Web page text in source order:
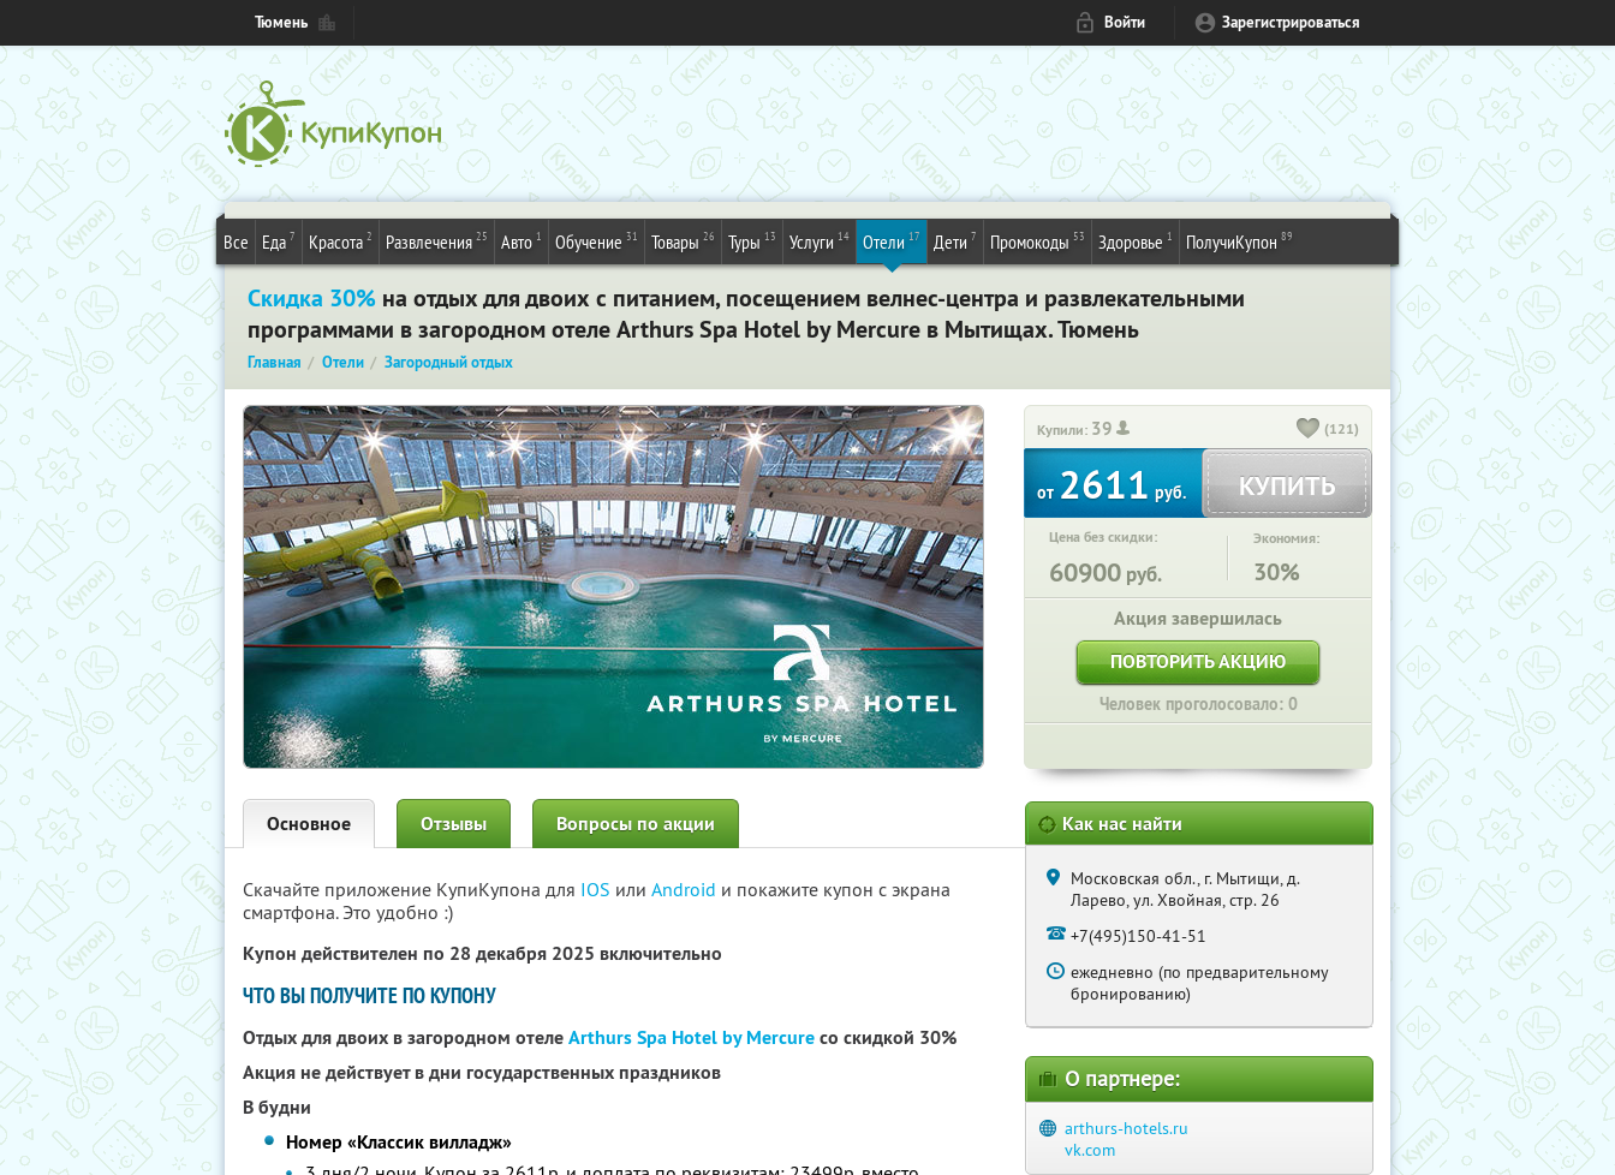
Тюмень Войти Зарегистрироваться
Все Еда 7 Красота 2 Развлечения 25 Авто 1 Обучение 31 Товары 26 Туры 13 Услуги 14 Отели 17 Дети 7 Промокоды 53 Здоровье 1 ПолучиКупон 89
Скидка 30% на отдых для двоих с питанием, посещением велнес-центра и развлекательными
программами в загородном отеле Arthurs Spa Hotel by Mercure в Мытищах. Тюмень
Главная Отели Загородный отдых
Купили: 39 (121)
от 2611 руб. КУПИТЬ
Цена без скидки:
60900 руб.
Экономия:
30%
Акция завершилась
ПОВТОРИТЬ АКЦИЮ
Человек проголосовало: 0
Основное Отзывы Вопросы по акции
Скачайте приложение КупиКупона для IOS или Android и покажите купон с экрана
смартфона. Это удобно :)
Купон действителен по 28 декабря 2025 включительно
ЧТО ВЫ ПОЛУЧИТЕ ПО КУПОНУ
Отдых для двоих в загородном отелеArthurs Spa Hotel by Mercureсо скидкой 30%
Акция не действует в дни государственных праздников
В будни
Номер «Классик вилладж»
Как нас найти
Московская обл., г. Мытищи, д.
Ларево, ул. Хвойная, стр. 26
+7(495)150-41-51
ежедневно (по предварительному
бронированию)
О партнере:
arthurs-hotels.ru
vk.com